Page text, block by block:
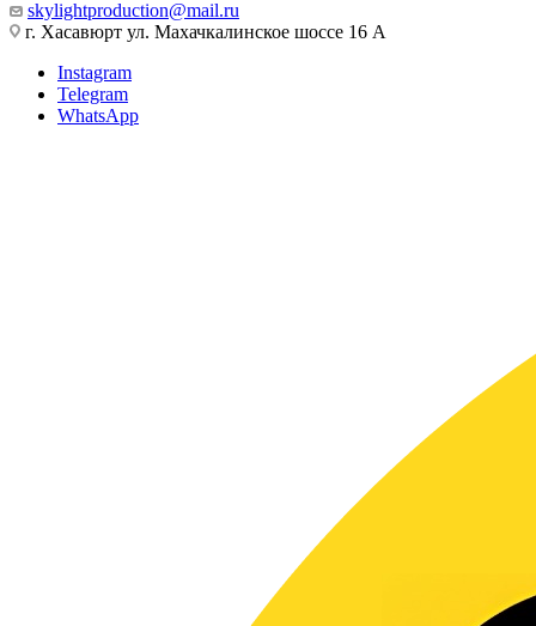
skylightproduction@mail.ru
г. Хасавюрт ул. Махачкалинское шоссе 16 А
Instagram
Telegram
WhatsApp